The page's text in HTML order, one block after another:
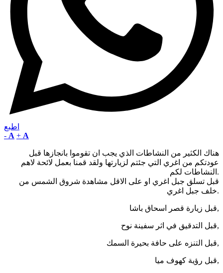
اطبع
- A + A
هناك الكثير من النشاطات الذي يجب ان تقوموا بانجازها قبل
عودتكم من اغري التي جئتم لزيارتها ولقد قمنا بعمل لائحة لاهم
النشاطات لكم.
قبل تسلق جبل اغري او على الاقل مشاهدة شروق الشمس من
خلف جبل اغري.
قبل زيارة قصر اسحاق باشا,
قبل التدقيق في اثر سفينة نوح,
قبل التنزه على حافة بحيرة السمك,
قبل رؤية كهوف ميا,